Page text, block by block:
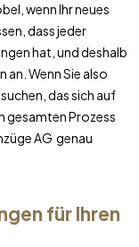
wenn Ihr neues
dass jeder
hat, und deshalb
an. Wenn Sie also
suchen, das sich auf
gesamten Prozess
AG genau
für Ihren